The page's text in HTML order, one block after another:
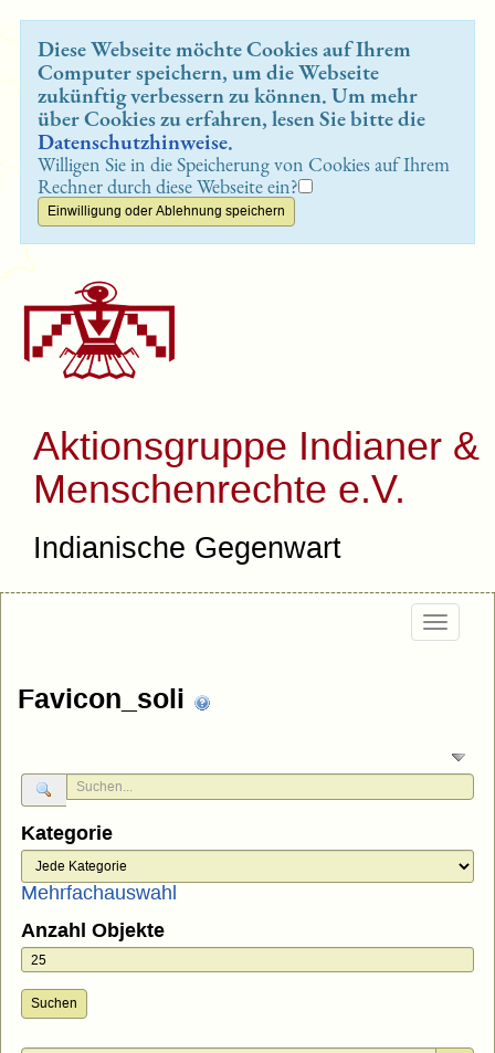
Diese Webseite möchte Cookies auf Ihrem
Computer speichern, um die Webseite
zukünftig verbessern zu können. Um mehr
über Cookies zu erfahren, lesen Sie bitte die
Datenschutzhinweise.
Willigen Sie in die Speicherung von Cookies auf Ihrem
Rechner durch diese Webseite ein?
Aktionsgruppe Indianer &
Menschenrechte e.V.
Indianische Gegenwart
Favicon_soli
Kategorie
Mehrfachauswahl
Anzahl Objekte
Suchen